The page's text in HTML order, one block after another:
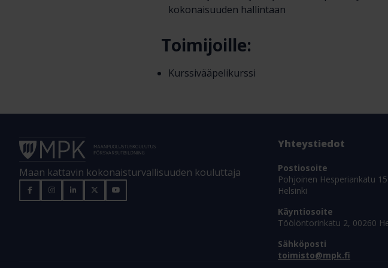
kokonaisuuden hallintaan
Toimijoille:
Kurssivääpelikurssi
Maan kattavin kokonaisturvallisuuden kouluttaja
Yhteystiedot
Postiosoite
Pohjoinen Hesperiankatu
Helsinki
Käyntiosoite
Töölöntorinkatu 2, 00260
Sähköposti
toimisto@mpk.fi